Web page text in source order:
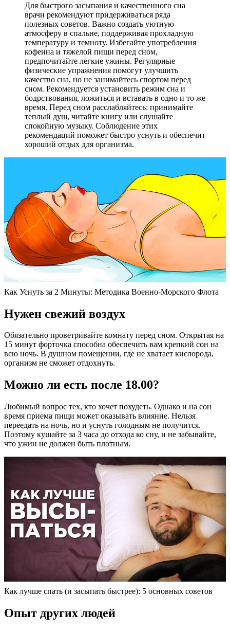
Для быстрого засыпания и качественного сна
врачи рекомендуют придерживаться ряда
полезных советов. Важно создать уютную
атмосферу в спальне, поддерживая прохладную
температуру и темноту. Избегайте употребления
кофеина и тяжелой пищи перед сном,
предпочитайте легкие ужины. Регулярные
физические упражнения помогут улучшить
качество сна, но не занимайтесь спортом перед
сном. Рекомендуется установить режим сна и
бодрствования, ложиться и вставать в одно и то же
время. Перед сном расслабляйтесь: принимайте
теплый душ, читайте книгу или слушайте
спокойную музыку. Соблюдение этих
рекомендаций поможет быстро уснуть и обеспечит
хороший отдых для организма.
Как Уснуть за 2 Минуты: Методика Военно-Морского Флота
Нужен свежий воздух
Обязательно проветривайте комнату перед сном. Открытая на
15 минут форточка способна обеспечить вам крепкий сон на
всю ночь. В душном помещении, где не хватает кислорода,
организм не сможет отдохнуть.
Можно ли есть после 18.00?
Любимый вопрос тех, кто хочет похудеть. Однако и на сон
время приема пищи может оказывать влияние. Нельзя
переедать на ночь, но и уснуть голодным не получится.
Поэтому кушайте за 3 часа до отхода ко сну, и не забывайте,
что ужин не должен быть плотным.
Как лучше спать (и засыпать быстрее): 5 основных советов
Опыт других людей